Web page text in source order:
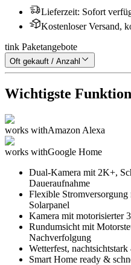
Lieferzeit: Sofort
Kostenloser Versand,
tink Paketangebote
Oft gekauft / Anzahl
Wichtigste
works withAmazon Alexa
works withGoogle Home
Dual-Kamera mit 2K+,
Daueraufnahme
Flexible
Solarpanel
Kamera mit motorisierter
Rundumsicht mit
Nachverfolgung
Wetterfest,
Smart Home ready &